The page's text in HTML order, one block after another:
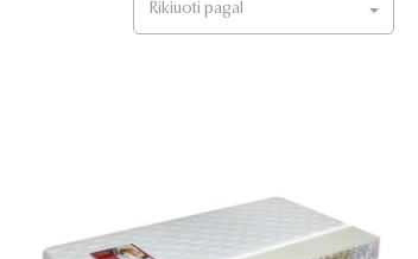
Rikiuoti pagal